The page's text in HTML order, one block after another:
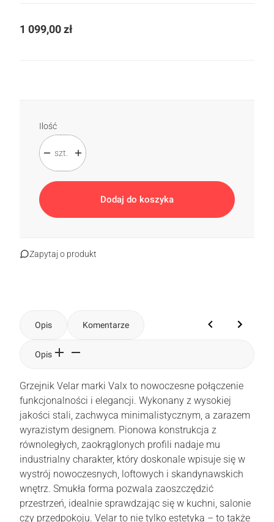
Cena
1 099,00 zł
Ilość
szt.
Dodaj do koszyka
Zapytaj o produkt
Opis Komentarze
Opis
Grzejnik Velar marki Valx to nowoczesne połączenie
funkcjonalności i elegancji. Wykonany z wysokiej
jakości stali, zachwyca minimalistycznym, a zarazem
wyrazistym designem. Pionowa konstrukcja z
równoległych, zaokrąglonych profili nadaje mu
industrialny charakter, który doskonale wpisuje się w
wystrój nowoczesnych, loftowych i skandynawskich
wnętrz. Smukła forma pozwala zaoszczędzić
przestrzeń, idealnie sprawdzając się w kuchni, salonie
czy przedpokoju. Velar to nie tylko estetyka – to także